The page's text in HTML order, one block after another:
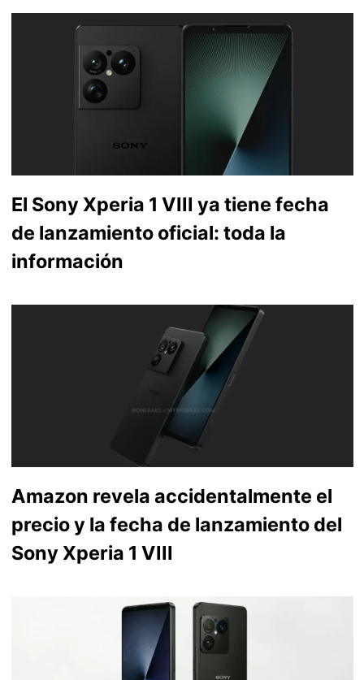
El Sony Xperia 1 VIII ya tiene fecha
de lanzamiento oficial: toda la
información
Amazon revela accidentalmente el
precio y la fecha de lanzamiento del
Sony Xperia 1 VIII